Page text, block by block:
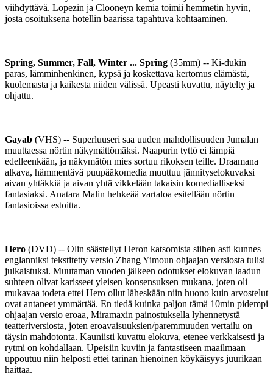
viihdyttävä. Lopezin ja Clooneyn kemia toimii hemmetin hyvin,
josta osoituksena hotellin baarissa tapahtuva kohtaaminen.
Spring, Summer, Fall, Winter ... Spring (35mm) -- Ki-dukin
paras, lämminhenkinen, kypsä ja koskettava kertomus elämästä,
kuolemasta ja kaikesta niiden välissä. Upeasti kuvattu, näytelty ja
ohjattu.
Gayab (VHS) -- Superluuseri saa uuden mahdollisuuden Jumalan
muuttaessa nörtin näkymättömäksi. Naapurin tyttö ei lämpiä
edelleenkään, ja näkymätön mies sortuu rikoksen teille. Draamana
alkava, hämmentävä puupääkomedia muuttuu jännityselokuvaksi
aivan yhtäkkiä ja aivan yhtä vikkelään takaisin komedialliseksi
fantasiaksi. Anatara Malin hehkeää vartaloa esitellään nörtin
fantasioissa estoitta.
Hero (DVD) -- Olin säästellyt Heron katsomista siihen asti kunnes
englanniksi tekstitetty versio Zhang Yimoun ohjaajan versiosta tulisi
julkaistuksi. Muutaman vuoden jälkeen odotukset elokuvan laadun
suhteen olivat karisseet yleisen konsensuksen mukana, joten oli
mukavaa todeta ettei Hero ollut läheskään niin huono kuin arvostelut
ovat antaneet ymmärtää. En tiedä kuinka paljon tämä 10min pidempi
ohjaajan versio eroaa, Miramaxin painostuksella lyhennetystä
teatteriversiosta, joten eroavaisuuksien/paremmuuden vertailu on
täysin mahdotonta. Kauniisti kuvattu elokuva, etenee verkkaisesti ja
rytmi on kohdallaan. Upeisiin kuviin ja fantastiseen maailmaan
uppoutuu niin helposti ettei tarinan hienoinen köykäisyys juurikaan
haittaa.